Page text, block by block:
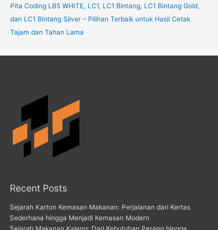
Pita Coding LB5 WHITE, LC1, LC1 Bintang, LC1 Bintang Gold,
dan LC1 Bintang Silver – Pilihan Terbaik untuk Hasil Cetak
Tajam dan Tahan Lama
Recent Posts
Sejarah Karton Kemasan Makanan: Perjalanan dari Kertas
Sederhana hingga Menjadi Kemasan Modern
Sejarah Makanan Kaleng: Dari Kebutuhan Perang hingga